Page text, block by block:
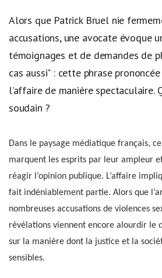
Alors que Patrick Bruel nie
accusations, une avocate évoque
témoignages et de demandes de
cas aussi" : cette phrase
l’affaire de manière spectaculaire.
soudain ?
Dans le paysage médiatique français,
marquent les esprits par leur ampleur
réagir l’opinion publique. L’affaire
fait indéniablement partie. Alors que
nombreuses accusations de violences
révélations viennent encore alourdir le
sur la manière dont la justice et la
sensibles.